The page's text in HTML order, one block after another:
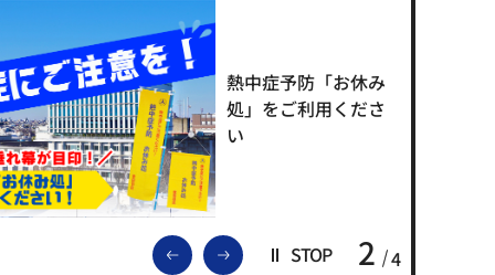
前のスライドを表示
次のスライドを表示
STOP 2 4
熱中症予防「お休み
処」をご利用くださ
い